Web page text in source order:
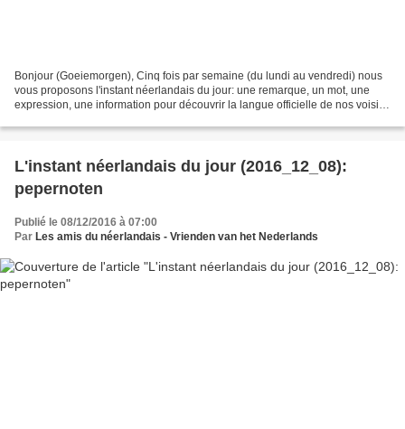
Bonjour (Goeiemorgen), Cinq fois par semaine (du lundi au vendredi) nous
vous proposons l'instant néerlandais du jour: une remarque, un mot, une
expression, une information pour découvrir la langue officielle de nos voisins
L'instant néerlandais du jour (2016_12_08):
pepernoten
Publié le 08/12/2016 à 07:00
Par Les amis du néerlandais - Vrienden van het Nederlands